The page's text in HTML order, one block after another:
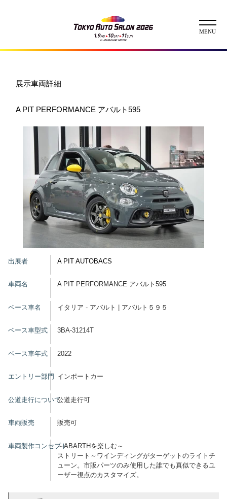
イベント
コンテスト
出展者
出展者一覧
展示車両一覧
イメージガール
グッズ
出展者・Exhibitor
展示車両詳細
A PIT PERFORMANCE アバルト595
出展者 A PIT AUTOBACS
車両名 A PIT PERFORMANCE アバルト595
ベース車名 イタリア - アバルト | アバルト５９５
ベース車型式 3BA-31214T
ベース車年式 2022
エントリー部門 インポートカー
公道走行について公道走行可
車両販売 販売可
車両製作コンセプト～ABARTHを楽しむ～
ストリート～ワインディングがターゲットのライトチ
ューン。市販パーツのみ使用した誰でも真似できるユ
ーザー視点のカスタマイズ。